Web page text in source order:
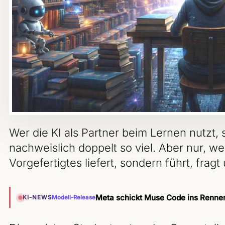
Wer die KI als Partner beim Lernen
nachweislich doppelt so viel. Aber nur,
Vorgefertigtes liefert, sondern führt, fragt
KI-NEWSModell-ReleaseMeta schickt Muse Code ins